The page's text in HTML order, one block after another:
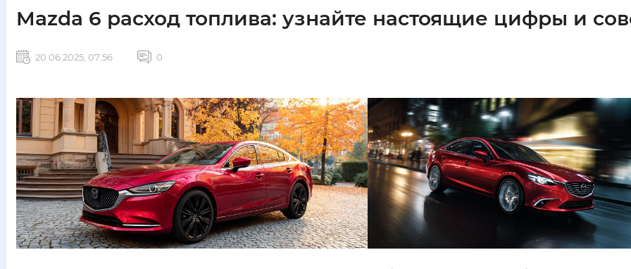
Mazda 6 расход топлива: узнайте настоящие цифры и
20 06 2025, 07:56 0